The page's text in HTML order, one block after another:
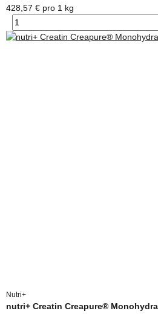
428,57 € pro 1 kg
Nutri+
nutri+ Creatin Creapure®